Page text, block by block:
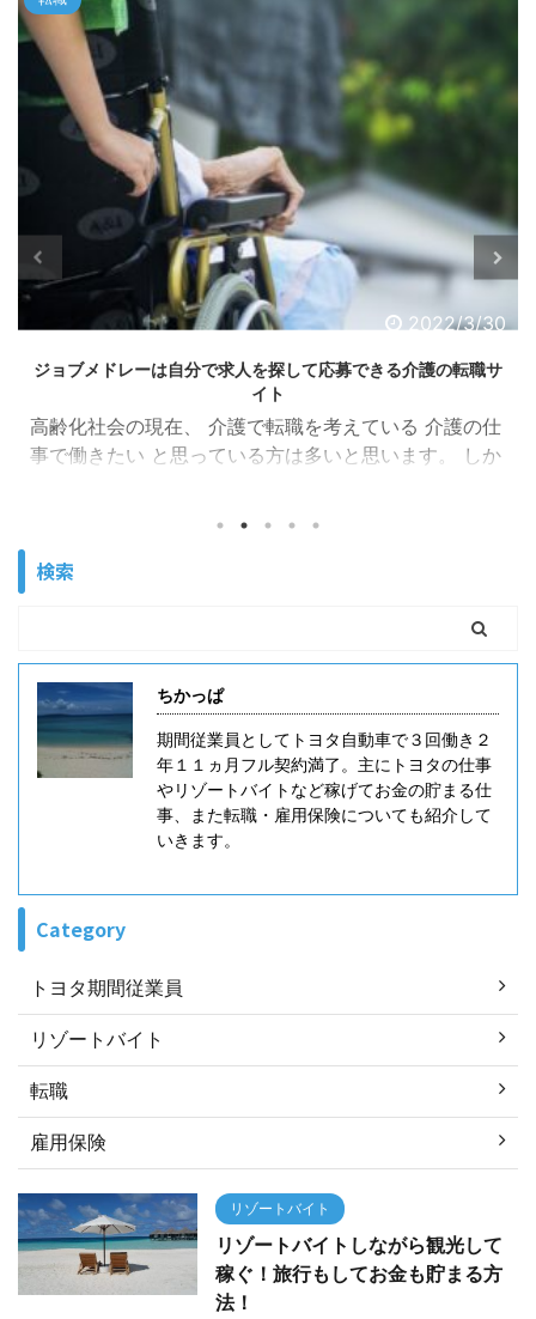
2022/3/30
ジョブメドレーは自分で求人を探して応募できる介護の転職サ
イト
高齢化社会の現在、 介護で転職を考えている 介護の仕
事で働きたい と思っている方は多いと思います。 しか
な。。。 という方もいると思います。 これは一般職や
して応募する転職サイトは少ないです。 特に職種に特
いのですが転職サイトは主に３種類あります。 転職サ
イトは直接 ...
検索
ちかっぱ
期間従業員としてトヨタ自動車で３回働き２
年１１ヵ月フル契約満了。主にトヨタの仕事
やリゾートバイトなど稼げてお金の貯まる仕
事、また転職・雇用保険についても紹介して
いきます。
Category
トヨタ期間従業員
リゾートバイト
転職
雇用保険
リゾートバイト
リゾートバイトしながら観光して
稼ぐ！旅行もしてお金も貯まる方
法！